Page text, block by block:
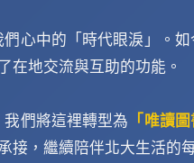
心中的「時代眼淚」。如
在地交流與互助的功能。
們將這裡轉型為 「唯讀圖
接，繼續陪伴北大生活的